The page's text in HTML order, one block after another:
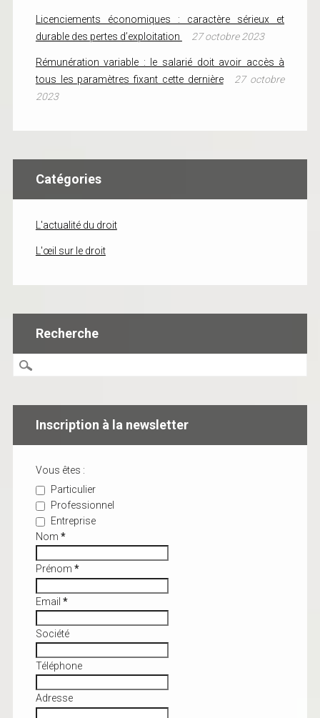
Licenciements économiques : caractère sérieux et
durable des pertes d’exploitation
27 octobre 2023
Rémunération variable : le salarié doit avoir accès à
tous les paramètres fixant cette dernière
27 octobre
2023
Catégories
L'actualité du droit
L'œil sur le droit
Recherche
Inscription à la newsletter
Vous êtes :
Particulier
Professionnel
Entreprise
Nom *
Prénom *
Email *
Société
Téléphone
Adresse